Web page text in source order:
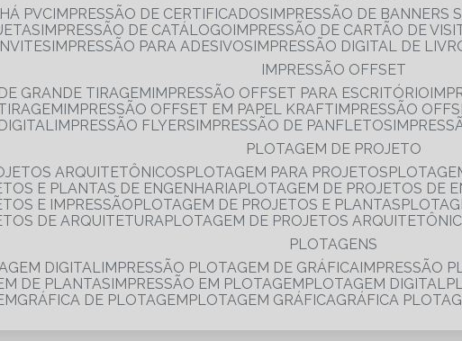
PVC IMPRESSÃO DE CERTIFICADOS IMPRESSÃO DE BANNERS
IMPRESSÃO DE CATÁLOGO IMPRESSÃO DE CARTÃO DE
IMPRESSÃO PARA ADESIVOS IMPRESSÃO DIGITAL DE
IMPRESSÃO OFFSET
GRANDE TIRAGEM IMPRESSÃO OFFSET PARA ESCRITÓRIO
IMPRESSÃO OFFSET EM PAPEL KRAFT IMPRESSÃO
IMPRESSÃO FLYERS IMPRESSÃO DE PANFLETOS
PLOTAGEM DE PROJETO
ARQUITETÔNICOS
PLOTAGEM PARA PROJETOS
E PLANTAS DE ENGENHARIA
PLOTAGEM DE PROJETOS DE
E IMPRESSÃO
PLOTAGEM DE PROJETOS E PLANTAS
DE ARQUITETURA
PLOTAGEM DE PROJETOS
PLOTAGENS
DIGITAL IMPRESSÃO PLOTAGEM DE GRÁFICA IMPRESSÃO
DE PLANTAS IMPRESSÃO EM PLOTAGEM PLOTAGEM DIGITAL
GRÁFICA DE PLOTAGEM PLOTAGEM GRÁFICA GRÁFICA